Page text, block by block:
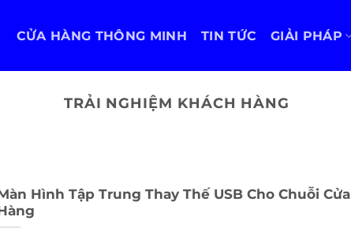
CỬA HÀNG THÔNG MINH TIN TỨC GIẢI PHÁP
TRẢI NGHIỆM KHÁCH HÀNG
Hình Tập Trung Thay Thế USB Cho Chuỗi Cửa